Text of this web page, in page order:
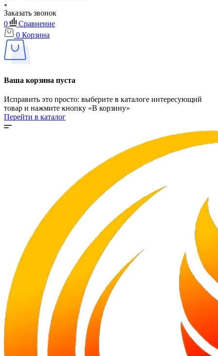
Заказать звонок
0
Сравнение
0 Корзина
Ваша корзина пуста
Исправить это просто: выберите в каталоге интересующий
товар и нажмите кнопку «В корзину»
Перейти в каталог